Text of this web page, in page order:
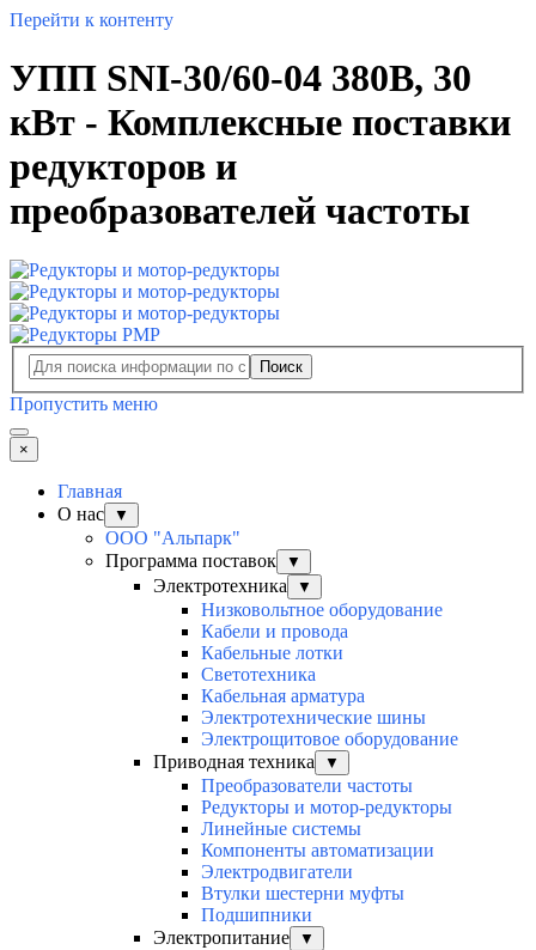
Перейти к контенту
УПП SNI-30/60-04 380В, 30
кВт - Комплексные поставки
редукторов и
преобразователей частоты
Поиск
Пропустить меню
×
Главная
О нас
▼
ООО "Альпарк"
Программа поставок
▼
Электротехника ▼
Низковольтное оборудование
Кабели и провода
Кабельные лотки
Светотехника
Кабельная арматура
Электротехнические шины
Электрощитовое оборудование
Приводная техника
▼
Преобразователи частоты
Редукторы и мотор-редукторы
Линейные системы
Компоненты автоматизации
Электродвигатели
Втулки шестерни муфты
Подшипники
Электропитание
▼